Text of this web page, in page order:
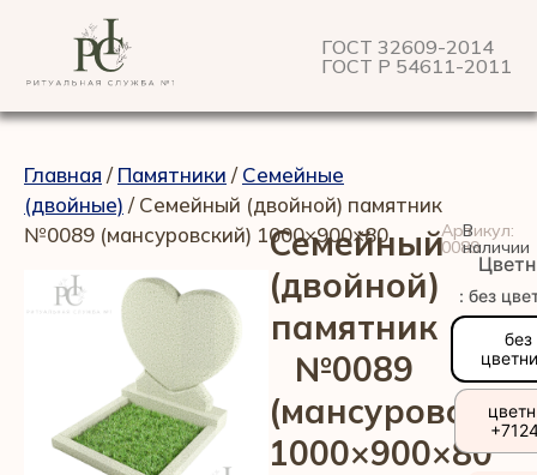
ГОСТ 32609-2014
ГОСТ Р 54611-2011
Главная /Памятники /Семейные
(двойные) / Семейный (двойной) памятник
№0089 (мансуровский) 1000×900×80
Семейный
(двойной)
памятник
№0089
(мансуровский)
1000×900×80
Артикул:
0089
В
наличии
: без
без